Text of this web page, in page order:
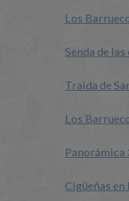
Los
Senda de
Traida de
Los
Panorámica
Cigüeñas